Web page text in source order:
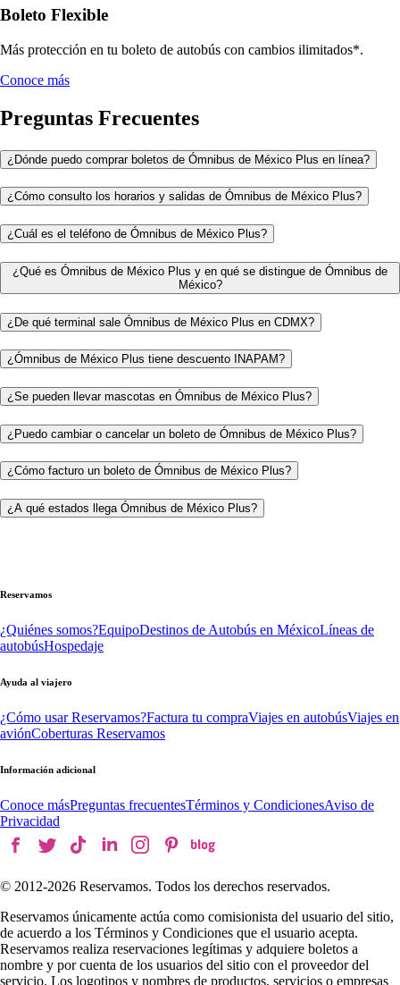
Boleto Flexible
Más protección en tu boleto de autobús con cambios ilimitados*.
Conoce más
Preguntas Frecuentes
¿Dónde puedo comprar boletos de Ómnibus de México Plus en línea?
¿Cómo consulto los horarios y salidas de Ómnibus de México Plus?
¿Cuál es el teléfono de Ómnibus de México Plus?
¿Qué es Ómnibus de México Plus y en qué se distingue de Ómnibus de
México?
¿De qué terminal sale Ómnibus de México Plus en CDMX?
¿Ómnibus de México Plus tiene descuento INAPAM?
¿Se pueden llevar mascotas en Ómnibus de México Plus?
¿Puedo cambiar o cancelar un boleto de Ómnibus de México Plus?
¿Cómo facturo un boleto de Ómnibus de México Plus?
¿A qué estados llega Ómnibus de México Plus?
Reservamos
¿Quiénes somos?EquipoDestinos de Autobús en MéxicoLíneas de
autobúsHospedaje
Ayuda al viajero
¿Cómo usar Reservamos?Factura tu compraViajes en autobúsViajes en
aviónCoberturas Reservamos
Información adicional
Conoce másPreguntas frecuentesTérminos y CondicionesAviso de
Privacidad
© 2012-2026 Reservamos. Todos los derechos reservados.
Reservamos únicamente actúa como comisionista del usuario del sitio,
de acuerdo a los Términos y Condiciones que el usuario acepta.
Reservamos realiza reservaciones legítimas y adquiere boletos a
nombre y por cuenta de los usuarios del sitio con el proveedor del
servicio. Los logotipos y nombres de productos, servicios o empresas